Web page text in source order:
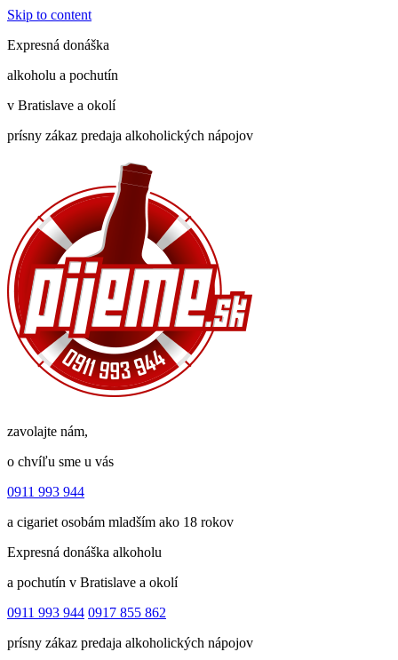
Skip to content
Expresná donáška
alkoholu a pochutín
v Bratislave a okolí
prísny zákaz predaja alkoholických nápojov
zavolajte nám,
o chvíľu sme u vás
0911 993 944
a cigariet osobám mladším ako 18 rokov
Expresná donáška alkoholu
a pochutín v Bratislave a okolí
0911 993 944 0917 855 862
prísny zákaz predaja alkoholických nápojov